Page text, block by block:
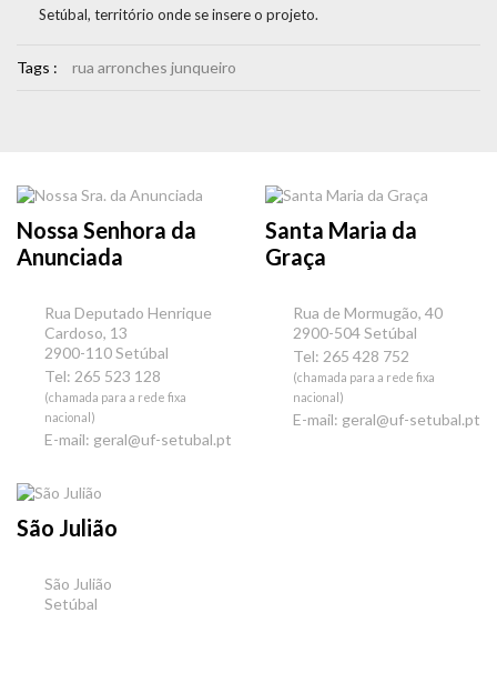
Setúbal, território onde se insere o projeto.
Tags : rua arronches junqueiro
Nossa Senhora da
Anunciada
Rua Deputado Henrique
Cardoso, 13
2900-110 Setúbal
Tel: 265 523 128
(chamada para a rede fixa
nacional)
E-mail: geral@uf-setubal.pt
Santa Maria da
Graça
Rua de Mormugão, 40
2900-504 Setúbal
Tel: 265 428 752
(chamada para a rede fixa
nacional)
E-mail: geral@uf-setubal.pt
São Julião
São Julião
Setúbal